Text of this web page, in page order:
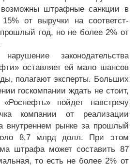
возможны штрафные санкции в
от выручки на соответст­
год, но не более 2% от
нарушение за­конодательства
оставляет ей мало шансов
полагают эксперты. Больших
госкомпании ждать не стоит,
пойдет навстречу
компании от реализации
внутреннем рынке за прошлый
8,7 млрд долл. При этом
штрафа может составить 87
то есть не более 2% от